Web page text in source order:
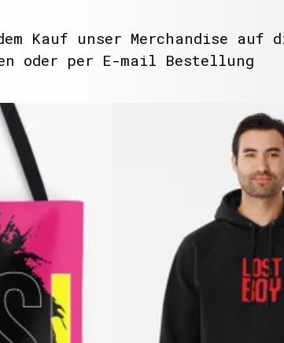
Kauf unser Merchandise
oder per E-mail Bestellung